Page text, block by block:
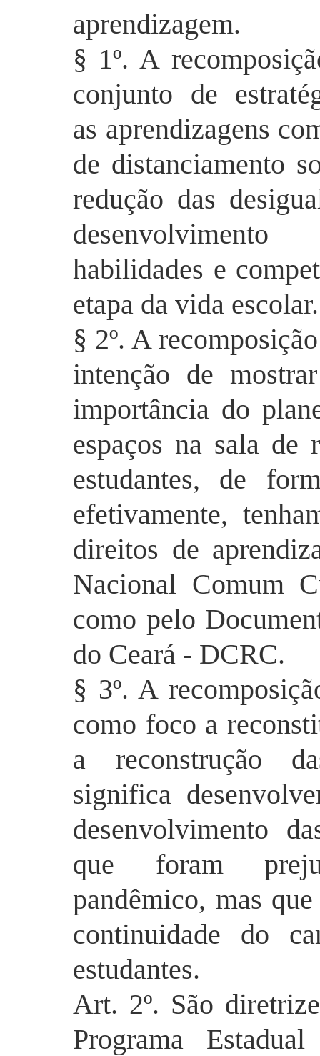
aprendizagem.
§ 1º. A
conjunto de
as aprendizagens
de distanciamento
redução das
habilidades e
etapa da vida escolar.
§ 2º. A
intenção de
importância do
espaços na sala de
estudantes, de
efetivamente,
direitos de
Nacional Comum
como pelo
do Ceará - DCRC.
§ 3º. A
como foco a
a reconstrução
significa
desenvolvimento
que foram
pandêmico, mas
continuidade do
estudantes.
Art. 2º. São
Programa